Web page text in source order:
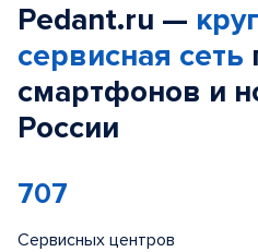
Pedant.ru —
сервисная сеть
смартфонов и
России
707
Сервисных центров